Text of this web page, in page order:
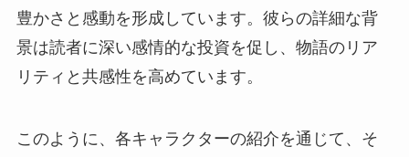
豊かさと感動を形成しています。彼らの詳細な背
景は読者に深い感情的な投資を促し、物語のリア
リティと共感性を高めています。
このように、各キャラクターの紹介を通じて、そ